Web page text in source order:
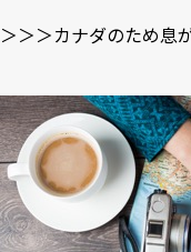
＞＞＞カナダのため息